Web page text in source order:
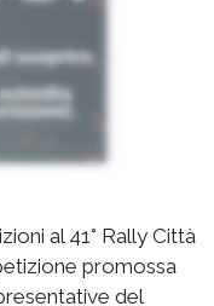
al 41° Rally Città
promossa
del